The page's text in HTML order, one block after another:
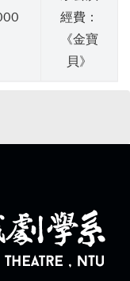
經費：
《金寶
貝》